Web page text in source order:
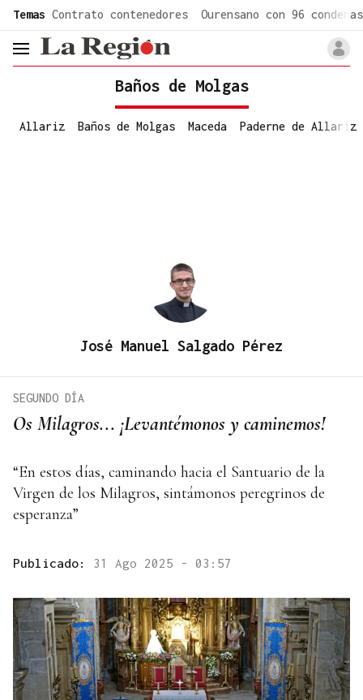
Temas Contrato contenedores Ourensano con 96 condenas
header.menu.open
Baños de Molgas
Allariz Baños de Molgas Maceda Paderne de Allariz
José Manuel Salgado Pérez
Os Milagros... ¡Levantémonos y caminemos!
SEGUNDO DÍA
“En estos días, caminando hacia el Santuario de la
Virgen de los Milagros, sintámonos peregrinos de
esperanza”
Publicado: 31 Ago 2025 - 03:57